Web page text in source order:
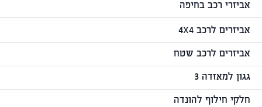
אביזרי רכב בחיפה
אביזרים לרכב 4X4
אביזרים לרכב שטח
גגון למאזדה 3
חלקי חילוף להונדה